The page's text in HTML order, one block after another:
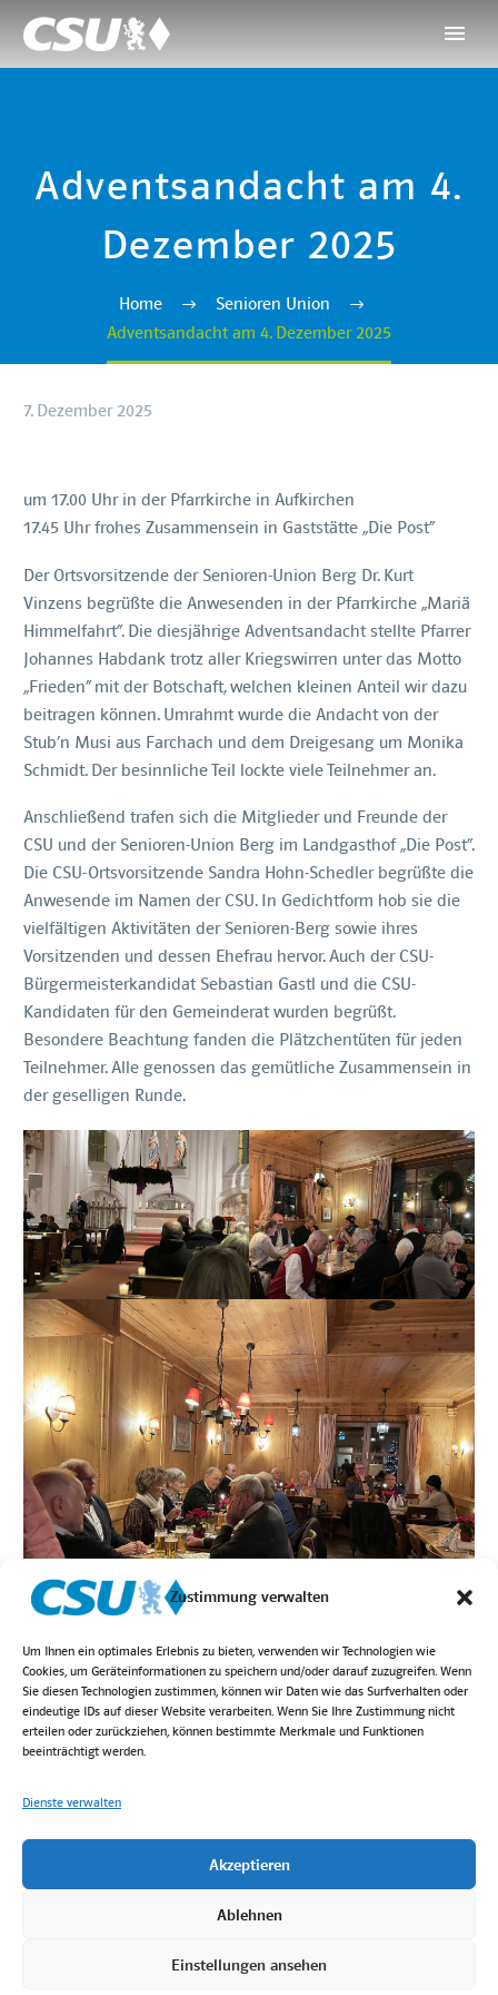
Zustimmung verwalten
Um Ihnen ein optimales Erlebnis zu bieten, verwenden wir Technologien wie
Cookies, um Geräteinformationen zu speichern und/oder darauf zuzugreifen. Wenn
Sie diesen Technologien zustimmen, können wir Daten wie das Surfverhalten oder
eindeutige IDs auf dieser Website verarbeiten. Wenn Sie Ihre Zustimmung nicht
erteilen oder zurückziehen, können bestimmte Merkmale und Funktionen
beeinträchtigt werden.
Dienste verwalten
Akzeptieren
Ablehnen
Einstellungen ansehen
Adventsandacht am 4.
Dezember 2025
Home
Senioren Union
Adventsandacht am 4. Dezember 2025
7. Dezember 2025
um 17.00 Uhr in der Pfarrkirche in Aufkirchen
17.45 Uhr frohes Zusammensein in Gaststätte „Die Post“
Der Ortsvorsitzende der Senioren-Union Berg Dr. Kurt
Vinzens begrüßte die Anwesenden in der Pfarrkirche „Mariä
Himmelfahrt“. Die diesjährige Adventsandacht stellte Pfarrer
Johannes Habdank trotz aller Kriegswirren unter das Motto
„Frieden“ mit der Botschaft, welchen kleinen Anteil wir dazu
beitragen können. Umrahmt wurde die Andacht von der
Stub’n Musi aus Farchach und dem Dreigesang um Monika
Schmidt. Der besinnliche Teil lockte viele Teilnehmer an.
Anschließend trafen sich die Mitglieder und Freunde der
CSU und der Senioren-Union Berg im Landgasthof „Die Post“.
Die CSU-Ortsvorsitzende Sandra Hohn-Schedler begrüßte die
Anwesende im Namen der CSU. In Gedichtform hob sie die
vielfältigen Aktivitäten der Senioren-Berg sowie ihres
Vorsitzenden und dessen Ehefrau hervor. Auch der CSU-
Bürgermeisterkandidat Sebastian Gastl und die CSU-
Kandidaten für den Gemeinderat wurden begrüßt.
Besondere Beachtung fanden die Plätzchentüten für jeden
Teilnehmer. Alle genossen das gemütliche Zusammensein in
der geselligen Runde.
Impressum
Bilder von Höck Fotografie